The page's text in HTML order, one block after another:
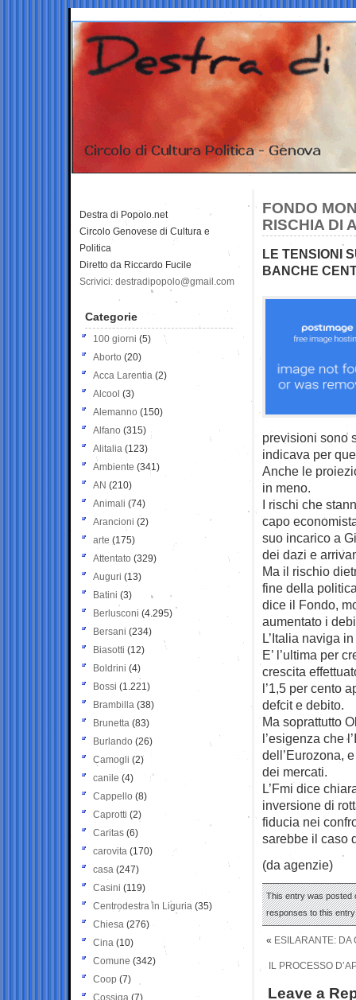
FONDO
RISCHIA DI
LE TENSIONI
BANCHE
previsioni sono
indicava per
Anche le
in meno.
I rischi che
capo
suo incarico a
dei dazi e
Ma il rischio
fine della
dice il Fondo,
aumentato i
L’Italia naviga
E’ l’ultima per
crescita
l’1,5 per cento
defcit e debito.
Ma soprattutto
l’esigenza che
dell’Eurozona,
dei mercati.
L’Fmi dice
inversione di
fiducia nei
sarebbe il caso
(da agenzie)
This entry was posted
responses to this
« ESILARANTE: DA
IL PROCESSO
Leave a
Destra di Popolo.net
Circolo Genovese di Cultura e
Politica
Diretto da Riccardo Fucile
Scrivici: destradipopolo@gmail.com
Categorie
100 giorni (5)
Aborto (20)
Acca Larentia (2)
Alcool (3)
Alemanno (150)
Alfano (315)
Alitalia (123)
Ambiente (341)
AN (210)
Animali (74)
Arancioni (2)
arte (175)
Attentato (329)
Auguri (13)
Batini (3)
Berlusconi (4.295)
Bersani (234)
Biasotti (12)
Boldrini (4)
Bossi (1.221)
Brambilla (38)
Brunetta (83)
Burlando (26)
Camogli (2)
canile (4)
Cappello (8)
Caprotti (2)
Caritas (6)
carovita (170)
casa (247)
Casini (119)
Centrodestra in Liguria (35)
Chiesa (276)
Cina (10)
Comune (342)
Coop (7)
Cossiga (7)